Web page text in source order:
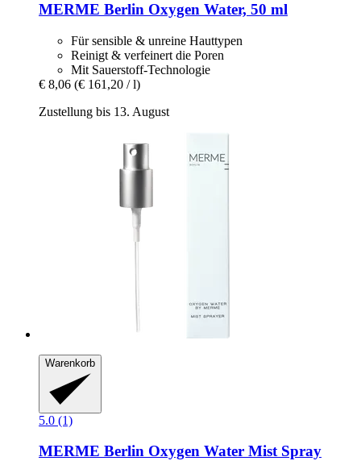
MERME Berlin Oxygen Water, 50 ml
Für sensible & unreine Hauttypen
Reinigt & verfeinert die Poren
Mit Sauerstoff-Technologie
€ 8,06 (€ 161,20 / l)
Zustellung bis 13. August
Warenkorb
5.0 (1)
MERME Berlin Oxygen Water Mist Spray